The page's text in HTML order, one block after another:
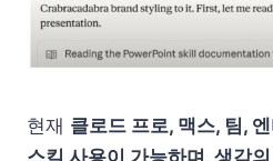
현재 클로드 프로, 맥스, 팀,